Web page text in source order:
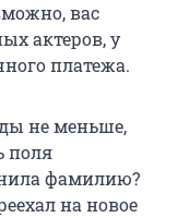
вас
актеров, у
платежа.
не меньше,
поля
фамилию?
на новое